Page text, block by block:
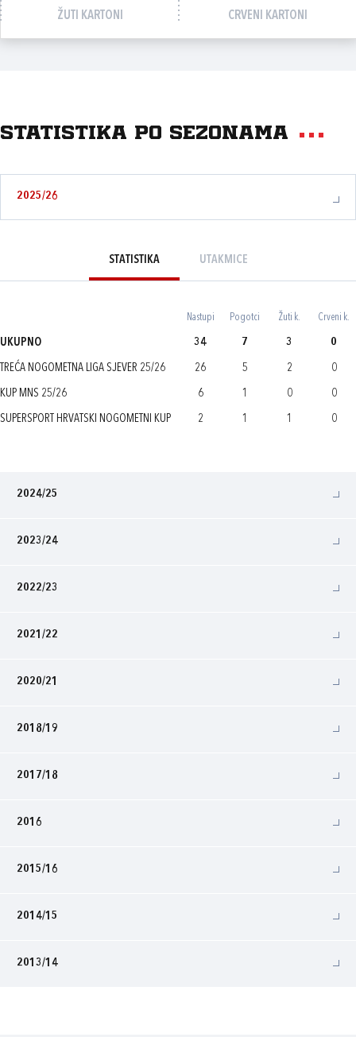
ŽUTI KARTONI CRVENI KARTONI
Statistika po sezonama
2025/26
STATISTIKA UTAKMICE
Nastupi Pogotci Žuti k. Crveni k.
UKUPNO 34 7 3 0
TREĆA NOGOMETNA LIGA SJEVER 25/26 26 5 2 0
KUP MNS 25/26 6 1 0 0
SUPERSPORT HRVATSKI NOGOMETNI KUP 2 1 1 0
2024/25
2023/24
2022/23
2021/22
2020/21
2018/19
2017/18
2016
2015/16
2014/15
2013/14